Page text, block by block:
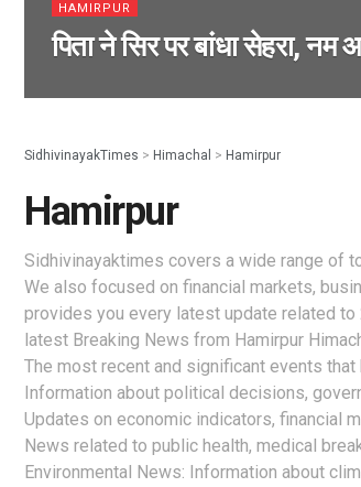
HAMIRPUR
पिता ने सिर पर बांधा सेहरा,
SidhivinayakTimes > Himachal > Hamirpur
Hamirpur
Sidhivinayaktimes covers a wide range of
We also focused on financial markets,
provides you every latest update related
latest Breaking News from Hamirpur
The most recent and significant events
Information about political decisions,
Updates on economic indicators, financial
News related to public health, medical
Environmental News: Information about